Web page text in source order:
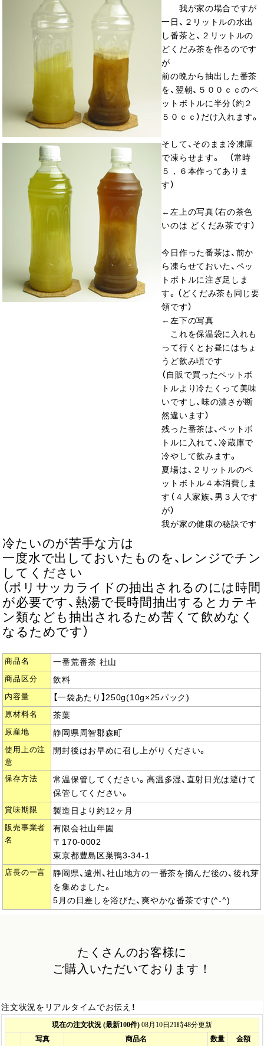
我が家の場合ですが
一日、２リットルの水出
し番茶と、２リットルの
どくだみ茶を作るのです
が
前の晩から抽出した番茶
を、翌朝、５００ｃｃのペ
ットボトルに半分（約２
５０ｃｃ）だけ入れます。
そして、そのまま冷凍庫
で凍らせます。 （常時
５，６本作ってありま
す）
←左上の写真（右の茶色
いのは どくだみ茶です）
今日作った番茶は、前か
ら凍らせておいた、ペッ
トボトルに注ぎ足しま
す。（どくだみ茶も同じ要
領です）
←左下の写真
これを保温袋に入れも
って行くとお昼にはちょ
うど飲み頃です
（自販で買ったペットボ
トルより冷たくって美味
いですし、味の濃さが断
然違います）
残った番茶は、ペットボ
トルに入れて、冷蔵庫で
冷やして飲みます。
夏場は、２リットルのペ
ットボトル４本消費しま
す（４人家族、男３人です
が）
我が家の健康の秘訣です
冷たいのが苦手な方は
一度水で出しておいたものを、レンジでチン
してください
（ポリサッカライドの抽出されるのには時間
が必要です、熱湯で長時間抽出するとカテキ
ン類なども抽出されるため苦くて飲めなく
なるためです）
商品名 一番荒番茶 社山
商品区分 飲料
内容量 【一袋あたり】250g(10g×25パック)
原材料名 茶葉
原産地 静岡県周智郡森町
使用上の注
意
開封後はお早めに召し上がりください。
保存方法
常温保管してください。高温多湿、直射日光は避けて
保管してください。
賞味期限 製造日より約12ヶ月
販売事業者
名
有限会社山年園
〒170-0002
東京都豊島区巣鴨3-34-1
店長の一言
静岡県、遠州、社山地方の一番茶を摘んだ後の、後れ芽
を集めました。
5月の日差しを浴びた、爽やかな番茶です(^-^)
たくさんのお客様に
ご購入いただいております！
注文状況をリアルタイムでお伝え！